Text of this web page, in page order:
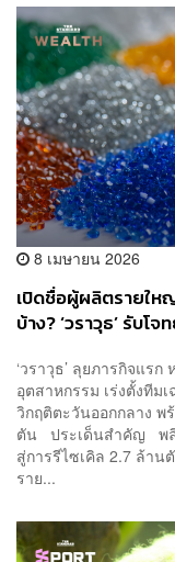
8 เมษายน 2026
เปิดชื่อผู้ผลิตรายใหญ่
บ้าง? ‘วราวุธ’ รับโ
‘วราวุธ’ ลุยภารกิจแร
อุตสาหกรรม เร่งตั้งทีม
วิกฤติตะวันออกกลาง พ
ตัน ประเด็นสำคัญ พลิก
สู่การรีไซเคิล 2.7 ล้าน
ราย...